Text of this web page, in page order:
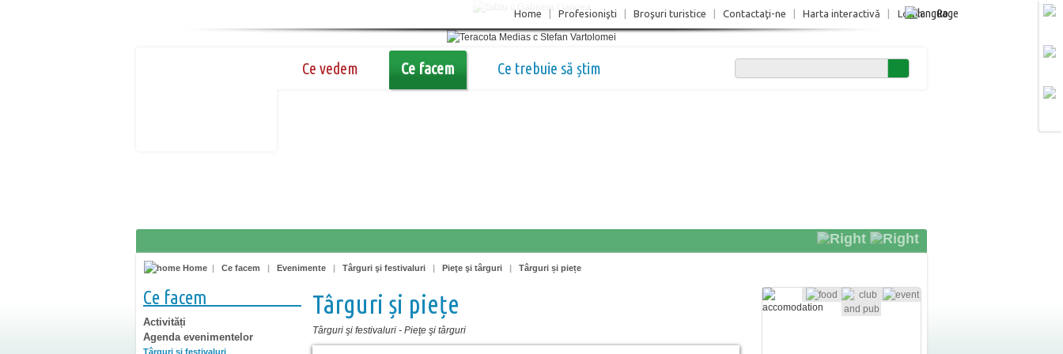
Login Ro
Home Profesionişti Broşuri turistice Contactaţi-ne Harta interactivă
Ce vedem Ce facem Ce trebuie să știm
Home | Ce facem | Evenimente | Târguri şi festivaluri | Pieţe şi târguri | Târguri și piețe
Ce facem
Activități
Agenda evenimentelor
Târguri şi festivaluri
Târguri și piețe
Târguri şi festivaluri - Pieţe şi târguri